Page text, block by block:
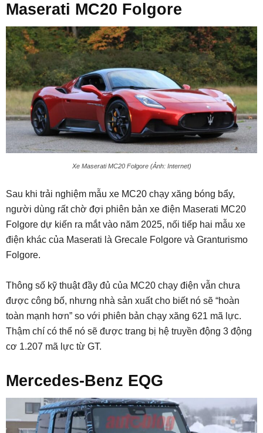
Maserati MC20 Folgore
Xe Maserati MC20 Folgore (Ảnh: Internet)
Sau khi trải nghiệm mẫu xe MC20 chạy xăng bóng bẩy,
người dùng rất chờ đợi phiên bản xe điện Maserati MC20
Folgore dự kiến ra mắt vào năm 2025, nối tiếp hai mẫu xe
điện khác của Maserati là Grecale Folgore và Granturismo
Folgore.
Thông số kỹ thuật đầy đủ của MC20 chạy điện vẫn chưa
được công bố, nhưng nhà sản xuất cho biết nó sẽ “hoàn
toàn mạnh hơn” so với phiên bản chạy xăng 621 mã lực.
Thậm chí có thể nó sẽ được trang bị hệ truyền động 3 động
cơ 1.207 mã lực từ GT.
Mercedes-Benz EQG